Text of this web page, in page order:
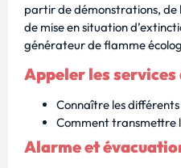
partir de démonstrations, de
de mise en situation
générateur de flamme
Appeler les services
Connaître les
Comment transmettre
Alarme et